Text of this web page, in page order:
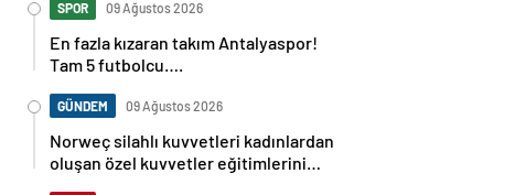
SPOR 09 Ağustos 2026
En fazla kızaran takım Antalyaspor!
Tam 5 futbolcu….
GÜNDEM 09 Ağustos 2026
Norweç silahlı kuvvetleri kadınlardan
oluşan özel kuvvetler eğitimlerini